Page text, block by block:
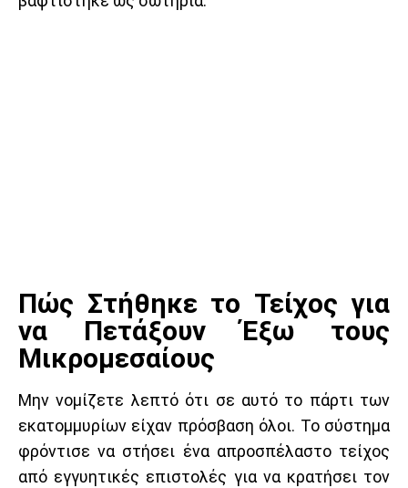
Πώς Στήθηκε το Τείχος για
να Πετάξουν Έξω τους
Μικρομεσαίους
Μην νομίζετε λεπτό ότι σε αυτό το πάρτι των
εκατομμυρίων είχαν πρόσβαση όλοι. Το σύστημα
φρόντισε να στήσει ένα απροσπέλαστο τείχος
από εγγυητικές επιστολές για να κρατήσει τον